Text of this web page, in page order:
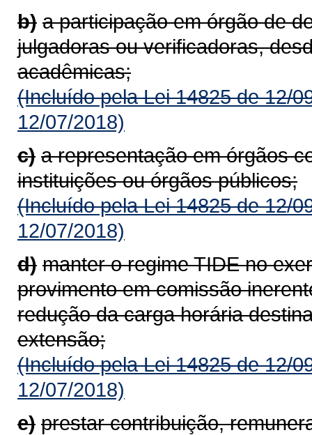
b) a participação em órgão de
julgadoras ou verificadoras,
acadêmicas;
(Incluído pela Lei 14825 de 12/
12/07/2018)
c) a representação em órgãos
instituições ou órgãos públicos;
(Incluído pela Lei 14825 de 12/
12/07/2018)
d) manter o regime TIDE no
provimento em comissão
redução da carga horária
extensão;
(Incluído pela Lei 14825 de 12/
12/07/2018)
e) prestar contribuição,